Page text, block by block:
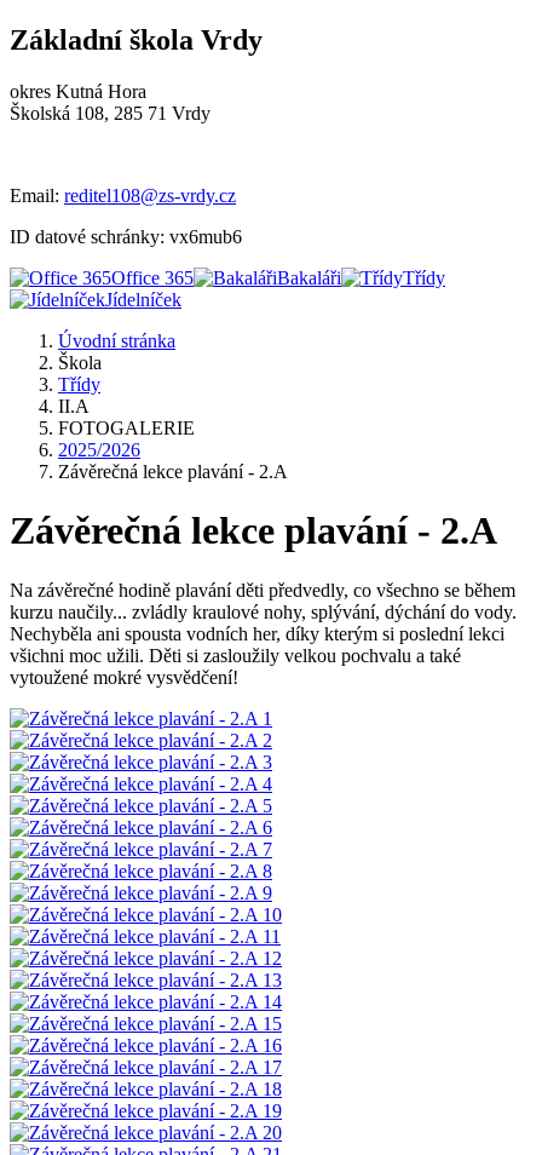
Základní škola Vrdy
okres Kutná Hora
Školská 108, 285 71 Vrdy
Email: reditel108@zs-vrdy.cz
ID datové schránky: vx6mub6
Office 365
Bakaláři
Třídy
Jídelníček
Úvodní stránka
Škola
Třídy
II.A
FOTOGALERIE
2025/2026
Závěrečná lekce plavání - 2.A
Závěrečná lekce plavání - 2.A
Na závěrečné hodině plavání děti předvedly, co všechno se během
kurzu naučily... zvládly kraulové nohy, splývání, dýchání do vody.
Nechyběla ani spousta vodních her, díky kterým si poslední lekci
všichni moc užili. Děti si zasloužily velkou pochvalu a také
vytoužené mokré vysvědčení!